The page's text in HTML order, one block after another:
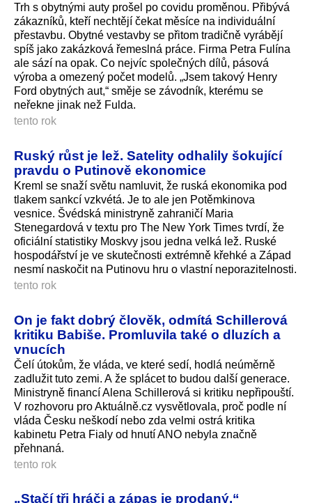
Trh s obytnými auty prošel po covidu proměnou. Přibývá
zákazníků, kteří nechtějí čekat měsíce na individuální
přestavbu. Obytné vestavby se přitom tradičně vyrábějí
spíš jako zakázková řemeslná práce. Firma Petra Fulína
ale sází na opak. Co nejvíc společných dílů, pásová
výroba a omezený počet modelů. „Jsem takový Henry
Ford obytných aut,“ směje se závodník, kterému se
neřekne jinak než Fulda.
tento rok
Ruský růst je lež. Satelity odhalily šokující
pravdu o Putinově ekonomice
Kreml se snaží světu namluvit, že ruská ekonomika pod
tlakem sankcí vzkvétá. Je to ale jen Potěmkinova
vesnice. Švédská ministryně zahraničí Maria
Stenegardová v textu pro The New York Times tvrdí, že
oficiální statistiky Moskvy jsou jedna velká lež. Ruské
hospodářství je ve skutečnosti extrémně křehké a Západ
nesmí naskočit na Putinovu hru o vlastní neporazitelnosti.
tento rok
On je fakt dobrý člověk, odmítá Schillerová
kritiku Babiše. Promluvila také o dluzích a
vnucích
Čelí útokům, že vláda, ve které sedí, hodlá neúměrně
zadlužit tuto zemi. A že splácet to budou další generace.
Ministryně financí Alena Schillerová si kritiku nepřipouští.
V rozhovoru pro Aktuálně.cz vysvětlovala, proč podle ní
vláda Česku neškodí nebo zda velmi ostrá kritika
kabinetu Petra Fialy od hnutí ANO nebyla značně
přehnaná.
tento rok
„Stačí tři hráči a zápas je prodaný.“